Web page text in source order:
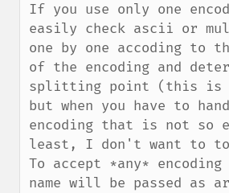
If you use only one
easily check ascii or
one by one accoding to
of the encoding and
splitting point (this is
but when you have to
encoding that is not so
least, I don't want to
To accept *any* encoding
name will be passed as